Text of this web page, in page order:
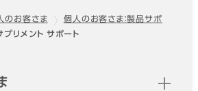
のお客さま
個人のお客さま：製品サポ
プリメント サポート